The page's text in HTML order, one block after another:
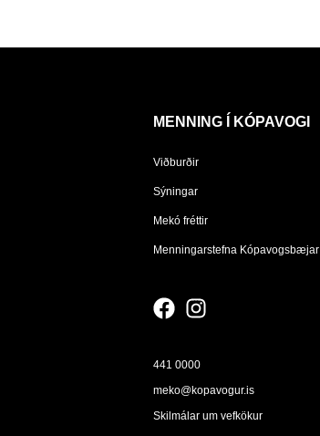
MENNING Í KÓPAVOGI
Viðburðir
Sýningar
Mekó fréttir
Menningarstefna Kópavogsbæjar
441 0000
meko@kopavogur.is
Skilmálar um vefkökur